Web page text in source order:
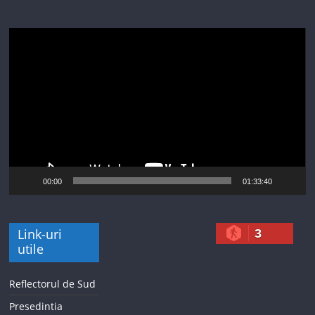
00:00 01:33:40
Link-uri
utile
Reflectorul de Sud
Presedintia
3